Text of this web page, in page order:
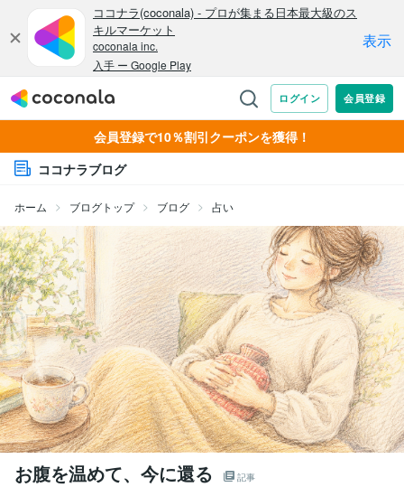
会員登録で10％割引クーポンを獲得！
ココナラブログ
ホーム ブログトップ ブログ 占い
お腹を温めて、今に還る 記事